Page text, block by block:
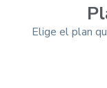
Elige el plan